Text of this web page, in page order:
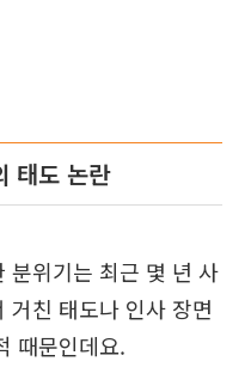
태도 논란
분위기는 최근 몇 년 사
거친 태도나 인사 장면
때문인데요.